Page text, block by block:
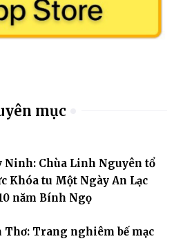
mục
Ninh: Chùa Linh Nguyên tổ
Khóa tu Một Ngày An Lạc
năm Bính Ngọ
Thơ: Trang nghiêm bế mạc